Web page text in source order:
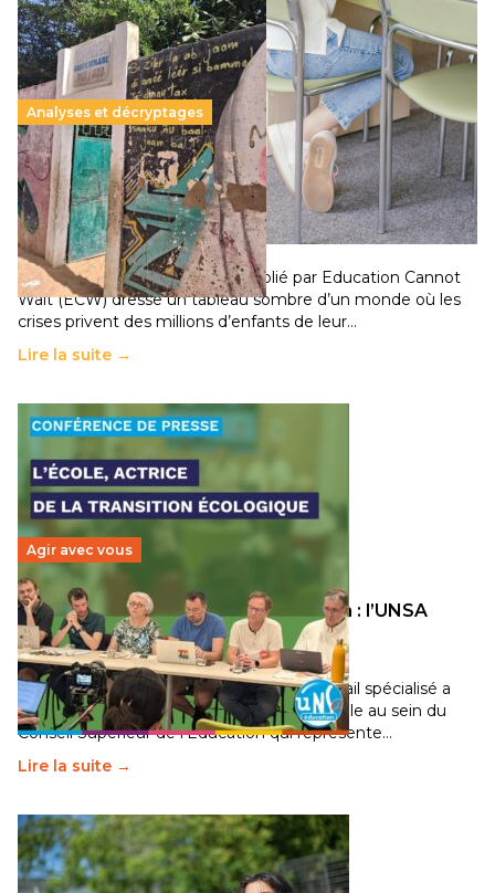
Analyses et décryptages
258 millions d’enfants victimes de la guerre, des
chocs climatiques et des déplacements de
population
11 juillet 2026- National
Un nouveau rapport mondial publié par Education Cannot
Wait (ECW) dresse un tableau sombre d’un monde où les
crises privent des millions d’enfants de leur…
Lire la suite →
Agir avec vous
Transition écologique de l’éducation : l’UNSA
Éducation fait bouger les lignes
30 juin 2026-National
Pendant plusieurs mois, un groupe de travail spécialisé a
travaillé sur la transition écologique de l’Ecole au sein du
Conseil Supérieur de l’Éducation qui représente…
Lire la suite →